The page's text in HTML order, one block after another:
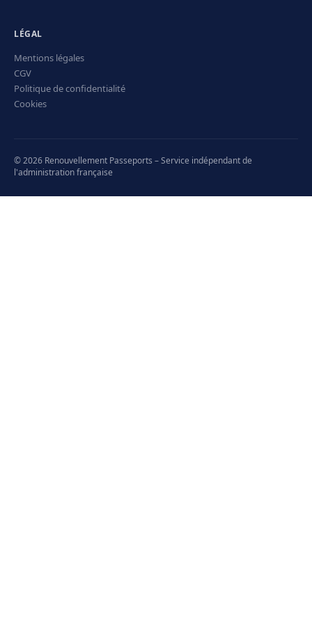
LÉGAL
Mentions légales
CGV
Politique de confidentialité
Cookies
© 2026 Renouvellement Passeports – Service indépendant de
l'administration française